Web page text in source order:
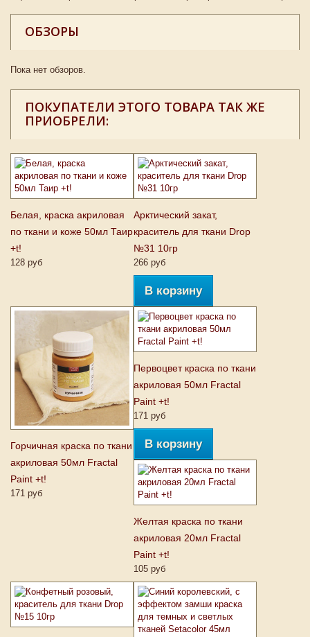
ОБЗОРЫ
Пока нет обзоров.
ПОКУПАТЕЛИ ЭТОГО ТОВАРА ТАК ЖЕ
ПРИОБРЕЛИ:
Белая, краска акриловая
по ткани и коже 50мл Таир
+t!
128 руб
Арктический закат,
краситель для ткани Drop
№31 10гр
266 руб
В корзину
Горчичная краска по ткани
акриловая 50мл Fractal
Paint +t!
171 руб
Первоцвет краска по ткани
акриловая 50мл Fractal
Paint +t!
171 руб
В корзину
Желтая краска по ткани
акриловая 20мл Fractal
Paint +t!
105 руб